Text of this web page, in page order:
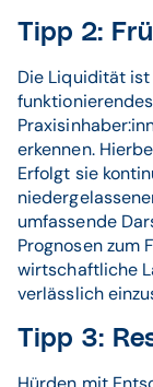
Tipp 2:
Die Liquidität
erkennen.
Erfolgt sie
umfassende
Prognosen zum
wirtschaftliche
verlässlich
Tipp 3: